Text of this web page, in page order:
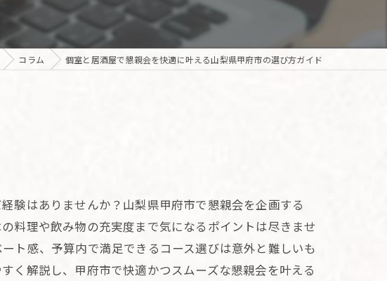
コラム 個室と居酒屋で懇親会を快適に叶える山梨県甲府市の選び方ガイド
験はありませんか？山梨県甲府市で懇親会を企画する
料理や飲み物の充実度まで気になるポイントは尽きませ
ト感、予算内で満足できるコース選びは意外と難しいも
く解説し、甲府市で快適かつスムーズな懇親会を叶える